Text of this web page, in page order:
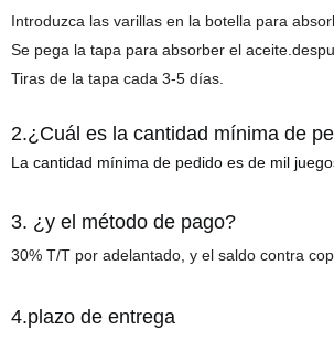
Introduzca las varillas en la botella para
Se pega la tapa para absorber el
Tiras de la tapa cada 3-5 días.
2.¿Cuál es la cantidad mínima de
La cantidad mínima de pedidoesde mil
3. ¿y el método de pago?
30% T/T por adelantado, y el saldo contra
4.plazo de entrega